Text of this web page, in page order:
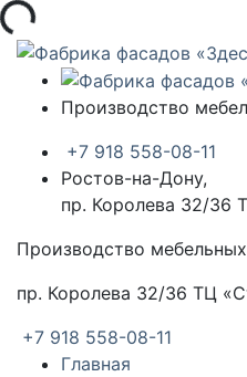
Производство
+7 918 558-08-11
Ростов-на-Дону,
пр. Королева 32/36
Производство
пр. Королева 32/36 ТЦ
+7 918 558-08-11
Главная